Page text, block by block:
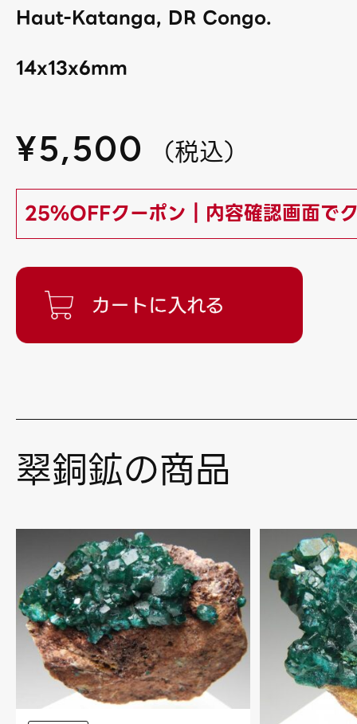
Haut-Katanga, DR Congo.
14x13x6mm
¥5,500 （税込）
25%OFFクーポン｜内容確認画面で
翠銅鉱の商品